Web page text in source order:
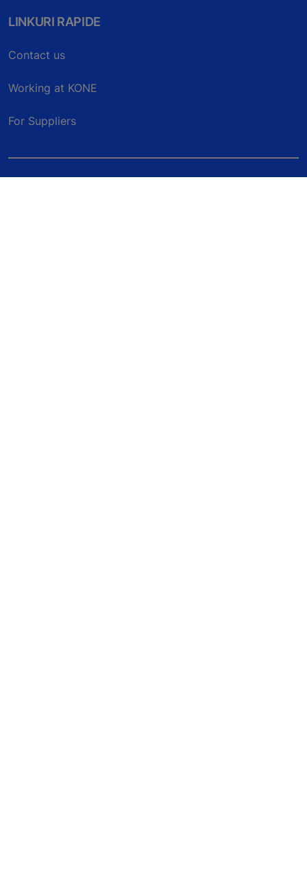
LINKURI RAPIDE
Contact us
Working at KONE
For Suppliers